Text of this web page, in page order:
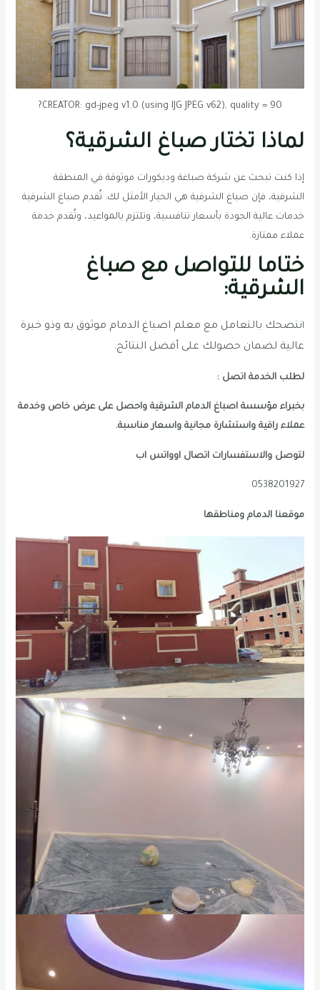
CREATOR: gd-jpeg v1.0 (using IJG JPEG v62), quality = 90?
لماذا تختار صباغ الشرقية؟
إذا كنت تبحث عن شركة صباغة وديكورات موثوقة في المنطقة
الشرقية، فإن صباغ الشرقية هي الخيار الأمثل لك. تُقدم صباغ الشرقية
خدمات عالية الجودة بأسعار تنافسية، وتلتزم بالمواعيد، وتُقدم خدمة
عملاء ممتازة.
ختاما للتواصل مع صباغ
الشرقية:
اننصحك بالتعامل مع معلم اصباغ الدمام موثوق به وذو خبرة
عالية لضمان حصولك على أفضل النتائج.
لطلب الخدمة اتصل :
بخبراء مؤسسة اصباغ الدمام الشرقية واحصل على عرض خاص وخدمة
عملاء راقية واستشارة مجانية واسعار مناسبة.
لتوصل والاستفسارات اتصال اوواتس اب
0538201927
موقعنا الدمام ومناطقها